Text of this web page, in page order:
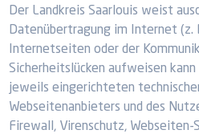
Der Landkreis Saarlouis weist
Datenübertragung im Internet (z.
Internetseiten oder der
Sicherheitslücken aufweisen kann
jeweils eingerichteten
Webseitenanbieters und des
Firewall, Virenschutz,